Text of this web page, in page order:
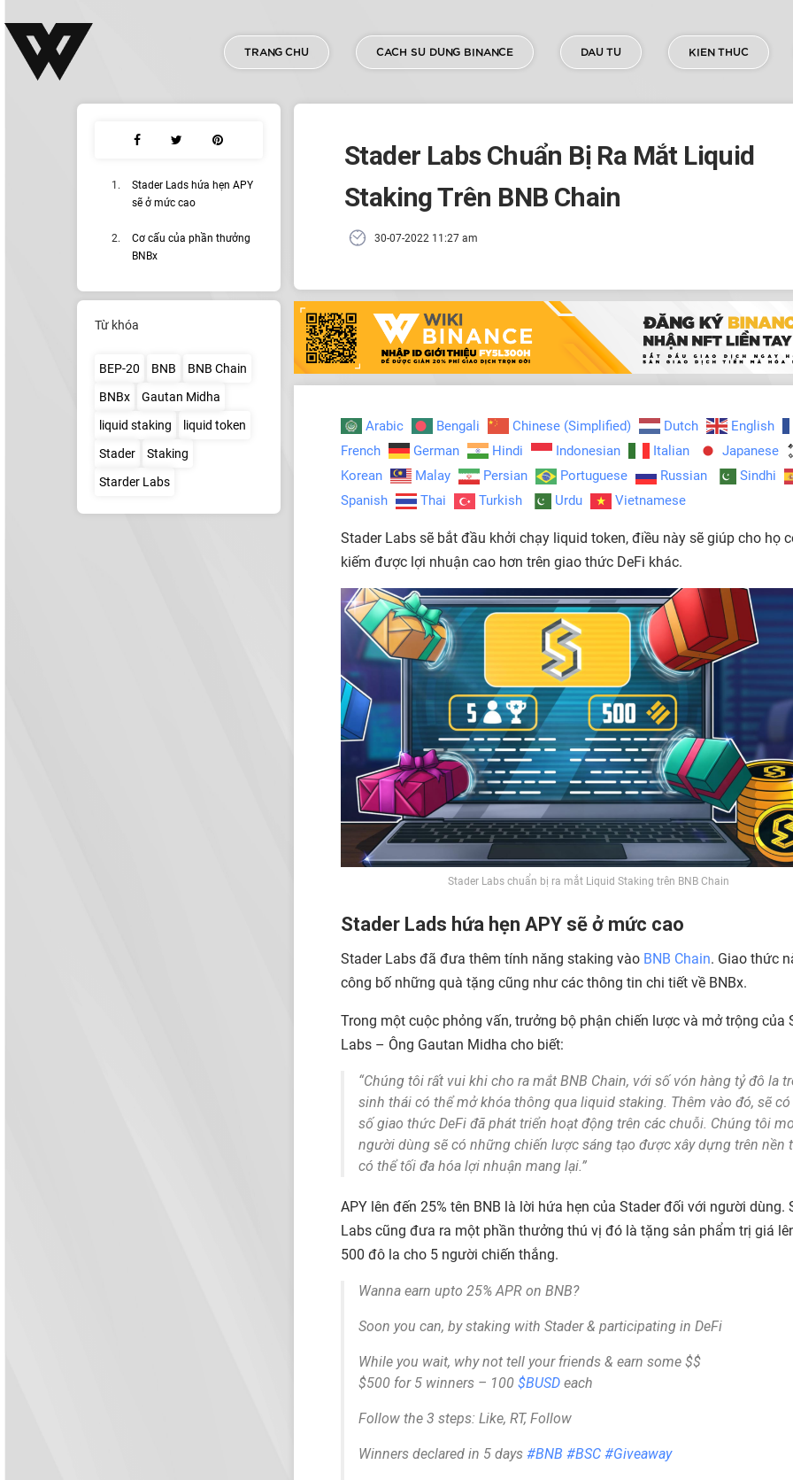
TRANG CHU CACH SU DUNG BINANCE DAU TU KIEN THUC
Stader Lads hứa hẹn APY
sẽ ở mức cao
Cơ cấu của phần thưởng
BNBx
Từ khóa
BEP-20 BNB
BNB Chain
BNBx
Gautan Midha
liquid staking
liquid token
Stader
Staking
Starder Labs
Stader Labs Chuẩn Bị Ra Mắt Liquid
Staking Trên BNB Chain
30-07-2022 11:27 am
Arabic Bengali Chinese (Simplified) Dutch
English
French
German Hindi Indonesian Italian
Japanese
Korean
Malay Persian Portuguese Russian
Sindhi
Spanish
Thai Turkish Urdu Vietnamese
Stader Labs sẽ bắt đầu khởi chạy liquid token, điều này sẽ giúp cho họ
kiếm được lợi nhuận cao hơn trên giao thức DeFi khác.
Stader Labs chuẩn bị ra mắt Liquid Staking trên BNB Chain
Stader Lads hứa hẹn APY sẽ ở mức cao
Stader Labs đã đưa thêm tính năng staking vào BNB Chain. Giao thức
công bố những quà tặng cũng như các thông tin chi tiết về BNBx.
Trong một cuộc phỏng vấn, trưởng bộ phận chiến lược và mở trộng của
Labs – Ông Gautan Midha cho biết:
“Chúng tôi rất vui khi cho ra mắt BNB Chain, với số vón hàng tỷ đô la
sinh thái có thể mở khóa thông qua liquid staking. Thêm vào đó, sẽ
số giao thức DeFi đã phát triển hoạt động trên các chuỗi. Chúng tôi
người dùng sẽ có những chiến lược sáng tạo được xây dựng trên nền
có thể tối đa hóa lợi nhuận mang lại.”
APY lên đến 25% tên BNB là lời hứa hẹn của Stader đối với người dùng.
Labs cũng đưa ra một phần thưởng thú vị đó là tặng sản phẩm trị giá
500 đô la cho 5 người chiến thắng.
Wanna earn upto 25% APR on BNB?
Soon you can, by staking with Stader & participating in DeFi
While you wait, why not tell your friends & earn some $$
$500 for 5 winners – 100 $BUSDeach
Follow the 3 steps: Like, RT, Follow
Winners declared in 5 days #BNB #BSC #Giveaway